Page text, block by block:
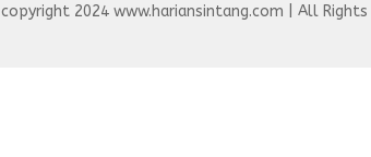
copyright 2024 www.hariansintang.com | All